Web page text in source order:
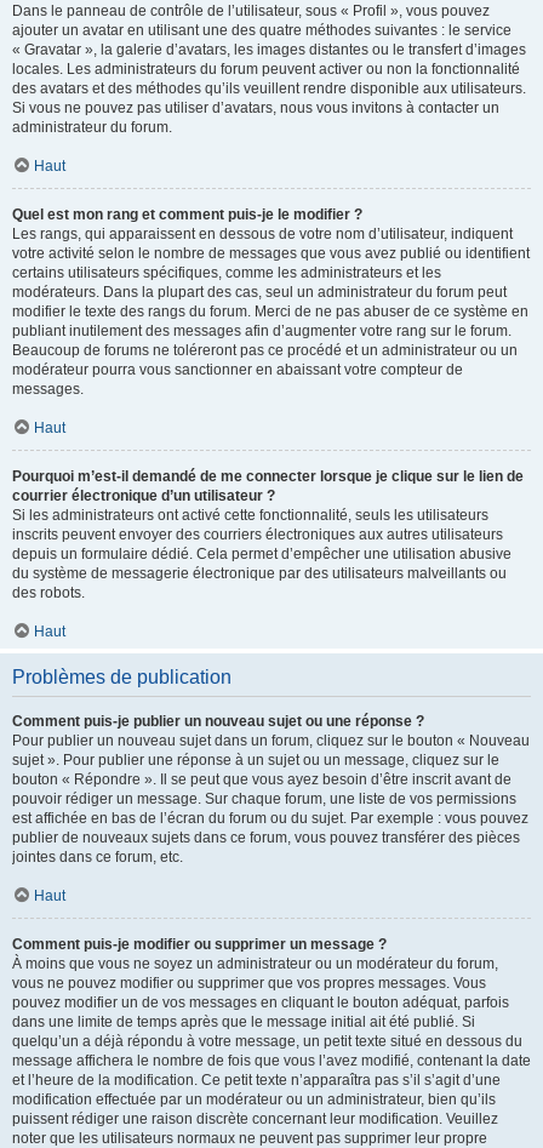
Dans le panneau de contrôle de l’utilisateur, sous « Profil », vous pouvez
ajouter un avatar en utilisant une des quatre méthodes suivantes : le service
« Gravatar », la galerie d’avatars, les images distantes ou le transfert d’images
locales. Les administrateurs du forum peuvent activer ou non la fonctionnalité
des avatars et des méthodes qu’ils veuillent rendre disponible aux utilisateurs.
Si vous ne pouvez pas utiliser d’avatars, nous vous invitons à contacter un
administrateur du forum.
Haut
Quel est mon rang et comment puis-je le modifier ?
Les rangs, qui apparaissent en dessous de votre nom d’utilisateur, indiquent
votre activité selon le nombre de messages que vous avez publié ou identifient
certains utilisateurs spécifiques, comme les administrateurs et les
modérateurs. Dans la plupart des cas, seul un administrateur du forum peut
modifier le texte des rangs du forum. Merci de ne pas abuser de ce système en
publiant inutilement des messages afin d’augmenter votre rang sur le forum.
Beaucoup de forums ne toléreront pas ce procédé et un administrateur ou un
modérateur pourra vous sanctionner en abaissant votre compteur de
messages.
Haut
Pourquoi m’est-il demandé de me connecter lorsque je clique sur le lien de
courrier électronique d’un utilisateur ?
Si les administrateurs ont activé cette fonctionnalité, seuls les utilisateurs
inscrits peuvent envoyer des courriers électroniques aux autres utilisateurs
depuis un formulaire dédié. Cela permet d’empêcher une utilisation abusive
du système de messagerie électronique par des utilisateurs malveillants ou
des robots.
Haut
Problèmes de publication
Comment puis-je publier un nouveau sujet ou une réponse ?
Pour publier un nouveau sujet dans un forum, cliquez sur le bouton « Nouveau
sujet ». Pour publier une réponse à un sujet ou un message, cliquez sur le
bouton « Répondre ». Il se peut que vous ayez besoin d’être inscrit avant de
pouvoir rédiger un message. Sur chaque forum, une liste de vos permissions
est affichée en bas de l’écran du forum ou du sujet. Par exemple : vous pouvez
publier de nouveaux sujets dans ce forum, vous pouvez transférer des pièces
jointes dans ce forum, etc.
Haut
Comment puis-je modifier ou supprimer un message ?
À moins que vous ne soyez un administrateur ou un modérateur du forum,
vous ne pouvez modifier ou supprimer que vos propres messages. Vous
pouvez modifier un de vos messages en cliquant le bouton adéquat, parfois
dans une limite de temps après que le message initial ait été publié. Si
quelqu’un a déjà répondu à votre message, un petit texte situé en dessous du
message affichera le nombre de fois que vous l’avez modifié, contenant la date
et l’heure de la modification. Ce petit texte n’apparaîtra pas s’il s’agit d’une
modification effectuée par un modérateur ou un administrateur, bien qu’ils
puissent rédiger une raison discrète concernant leur modification. Veuillez
noter que les utilisateurs normaux ne peuvent pas supprimer leur propre